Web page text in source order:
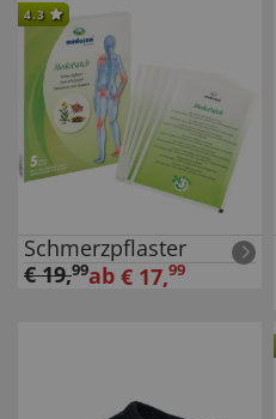
4.3
Schmerzpflaster
€19,99ab € 17,99